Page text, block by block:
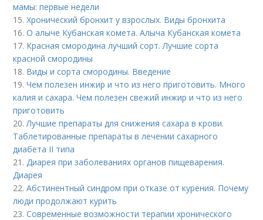
мамы: первые недели
15.Хронический бронхит у взрослых. Виды бронхита
16.О алыче Кубанская комета. Алыча Кубанская комета
17. Красная смородина лучший сорт. Лучшие сорта
красной смородины
18. Виды и сорта смородины. Введение
19.Чем полезен инжир и что из него приготовить. Много
калия и сахара. Чем полезен свежий инжир и что из него
приготовить
20. Лучшие препараты для снижения сахара в крови.
Таблетированные препараты в лечении сахарного
диабета II типа
21. Диарея при заболеваниях органов пищеварения.
Диарея
22.Абстинентный синдром при отказе от курения. Почему
люди продолжают курить
23.Современные возможности терапии хронического